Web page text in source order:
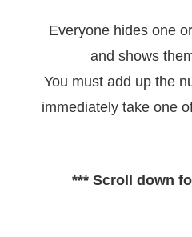
Everyone hides one
and shows
You must add up the
immediately take one
*** Scroll down